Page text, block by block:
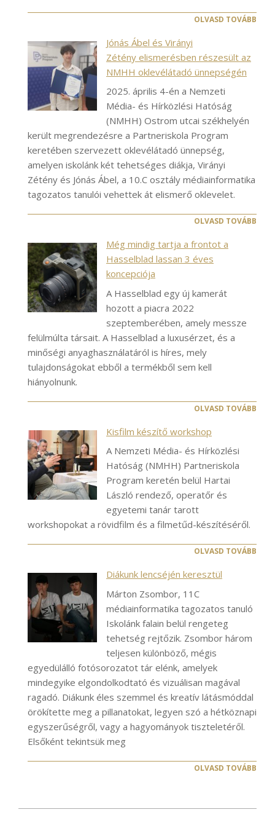
OLVASD TOVÁBB
Jónás Ábel és Virányi
Zétény elismerésben részesült az
NMHH oklevélátadó ünnepségén
2025. április 4-én a Nemzeti
Média- és Hírközlési Hatóság
(NMHH) Ostrom utcai székhelyén
került megrendezésre a Partneriskola Program
keretében szervezett oklevélátadó ünnepség,
amelyen iskolánk két tehetséges diákja, Virányi
Zétény és Jónás Ábel, a 10.C osztály médiainformatika
tagozatos tanulói vehettek át elismerő oklevelet.
OLVASD TOVÁBB
Még mindig tartja a frontot a
Hasselblad lassan 3 éves
koncepciója
A Hasselblad egy új kamerát
hozott a piacra 2022
szeptemberében, amely messze
felülmúlta társait. A Hasselblad a luxusérzet, és a
minőségi anyaghasználatáról is híres, mely
tulajdonságokat ebből a termékből sem kell
hiányolnunk.
OLVASD TOVÁBB
Kisfilm készítő workshop
A Nemzeti Média- és Hírközlési
Hatóság (NMHH) Partneriskola
Program keretén belül Hartai
László rendező, operatőr és
egyetemi tanár tarott
workshopokat a rövidfilm és a filmetűd-készítéséről.
OLVASD TOVÁBB
Diákunk lencséjén keresztül
Márton Zsombor, 11C
médiainformatika tagozatos tanuló
Iskolánk falain belül rengeteg
tehetség rejtőzik. Zsombor három
teljesen különböző, mégis
egyedülálló fotósorozatot tár elénk, amelyek
mindegyike elgondolkodtató és vizuálisan magával
ragadó. Diákunk éles szemmel és kreatív látásmóddal
örökítette meg a pillanatokat, legyen szó a hétköznapi
egyszerűségről, vagy a hagyományok tiszteletéről.
Elsőként tekintsük meg
OLVASD TOVÁBB